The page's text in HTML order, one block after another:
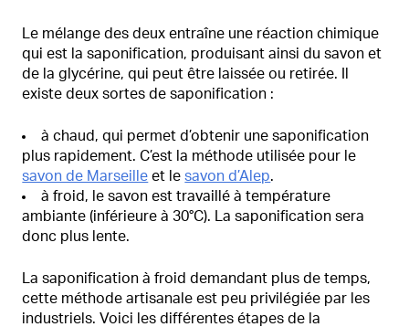
Le mélange des deux entraîne une réaction chimique
qui est la saponification, produisant ainsi du savon et
de la glycérine, qui peut être laissée ou retirée. Il
existe deux sortes de saponification :
à chaud, qui permet d’obtenir une saponification
plus rapidement. C’est la méthode utilisée pour le
savon de Marseille et lesavon d’Alep.
à froid, le savon est travaillé à température
ambiante (inférieure à 30°C). La saponification sera
donc plus lente.
La saponification à froid demandant plus de temps,
cette méthode artisanale est peu privilégiée par les
industriels. Voici les différentes étapes de la